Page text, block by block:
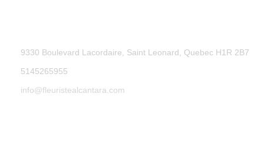
9330 Boulevard Lacordaire, Saint Leonard, Quebec H1R 2B7
5145265955
info@fleuristealcantara.com